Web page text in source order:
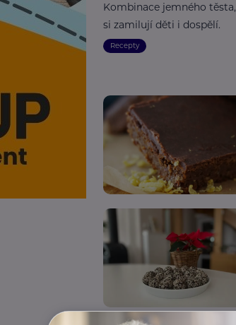
Kombinace jemného
si zamilují děti i dospělí.
Recepty